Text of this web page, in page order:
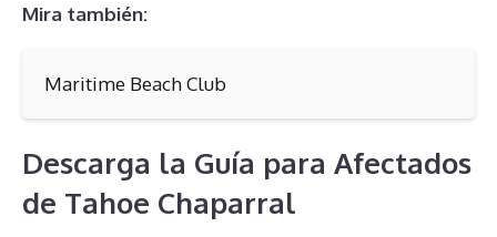
Mira también:
Maritime Beach Club
Descarga la Guía para Afectados
de Tahoe Chaparral